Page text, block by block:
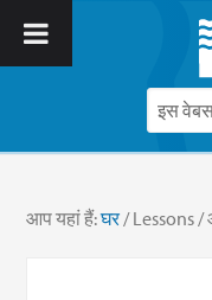
आप यहां हैं:घर/Lessons /